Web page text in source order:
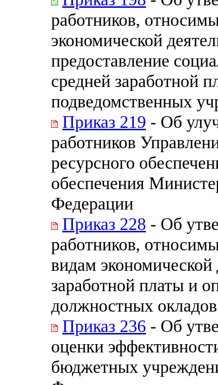
работников,
экономической
предоставление
средней заработной
подведомственных
Приказ 219 - Об
работников
ресурсного
обеспечения
Федерации
Приказ 228 - Об
работников,
видам экономической
заработной платы и
должностных
Приказ 236 - Об
оценки
бюджетных